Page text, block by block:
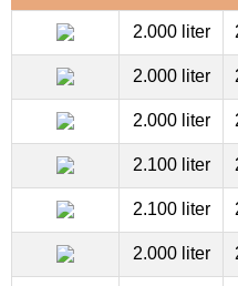
2.000 liter
2.000 liter
2.000 liter
2.100 liter
2.100 liter
2.000 liter